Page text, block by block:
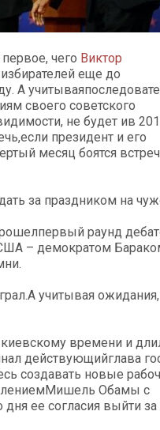
чего Виктор
еще до
А
своего советского
не будет ив
президент и его
месяц боятся
за праздником на
раунд
– демократом
учитывая ожидания,
времени и
действующийглава
создавать новые
Обамы с
ее согласия выйти за